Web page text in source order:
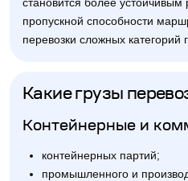
становится более
пропускной способности
перевозки сложных категорий
Какие грузы
Контейнерные и
контейнерных партий;
промышленного и